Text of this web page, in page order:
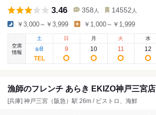
3.46 358 人 14552 人
￥3,000～￥3,999 ￥1,000～￥1,999
空席
情報
土
8/8
日
9
月
10
火
11
水
12
漁師のフレンチ あらき EKIZO神戸三宮店
[兵庫] 神戸三宮（阪急）駅 26m / ビストロ、海鮮